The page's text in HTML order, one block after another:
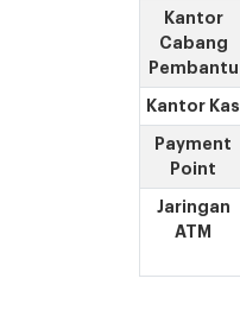
Kantor
Cabang
Pembantu
Kantor Kas
Payment
Point
Jaringan
ATM